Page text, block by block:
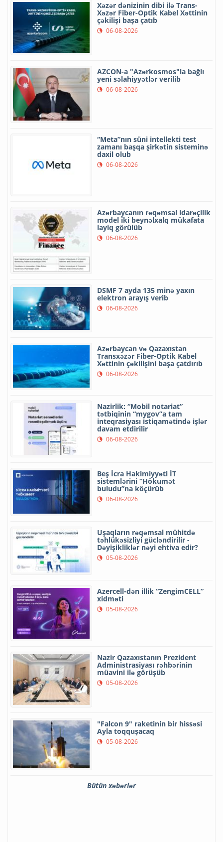
Xəzər dənizinin dibi ilə Trans-
Xəzər Fiber-Optik Kabel Xəttinin
çəkilişi başa çatıb
06-08-2026
AZCON-a "Azərkosmos"la bağlı
yeni səlahiyyətlər verilib
06-08-2026
“Meta”nın süni intellekti test
zamanı başqa şirkətin sisteminə
daxil olub
06-08-2026
Azərbaycanın rəqəmsal idarəçilik
model iki beynəlxalq mükafata
layiq görülüb
06-08-2026
DSMF 7 ayda 135 minə yaxın
elektron arayış verib
06-08-2026
Azərbaycan və Qazaxıstan
Transxəzər Fiber-Optik Kabel
Xəttinin çəkilişini başa çatdırıb
06-08-2026
Nazirlik: “Mobil notariat”
tətbiqinin “mygov”a tam
inteqrasiyası istiqamətində işlər
davam etdirilir
06-08-2026
Beş İcra Hakimiyyəti İT
sistemlərini “Hökumət
buludu”na köçürüb
06-08-2026
Uşaqların rəqəmsal mühitdə
təhlükəsizliyi gücləndirilir -
Dəyişikliklər nəyi ehtiva edir?
05-08-2026
Azercell-dən illik “ZengimCELL”
xidməti
05-08-2026
Nazir Qazaxıstanın Prezident
Administrasiyası rəhbərinin
müavini ilə görüşüb
05-08-2026
"Falcon 9" raketinin bir hissəsi
Ayla toqquşacaq
05-08-2026
Bütün xəbərlər